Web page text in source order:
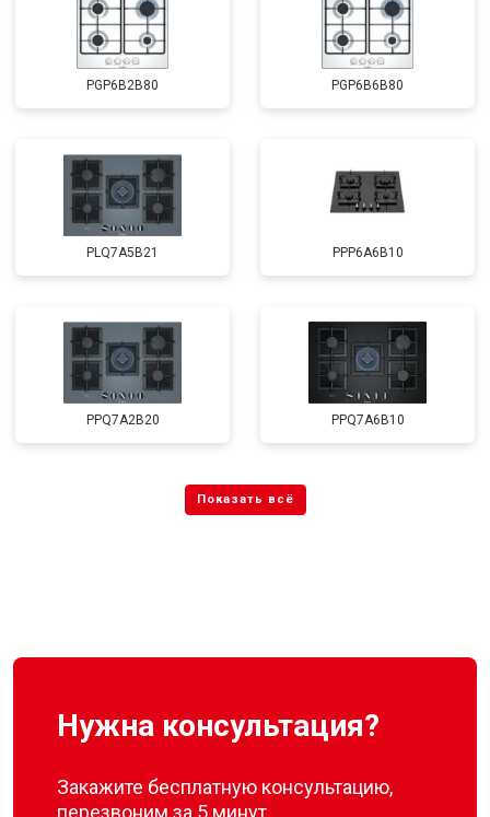
PGP6B2B80 PGP6B6B80
PLQ7A5B21 PPP6A6B10
PPQ7A2B20 PPQ7A6B10
Нужна консультация?
Закажите бесплатную консультацию,
перезвоним за 5 минут